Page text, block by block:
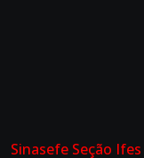
Sinasefe Seção Ifes